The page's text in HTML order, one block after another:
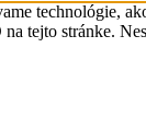
technológie,
tejto stránke.